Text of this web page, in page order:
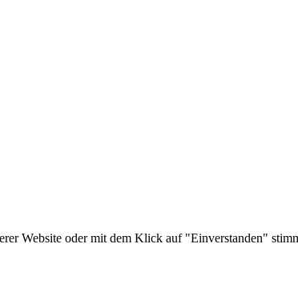
Website oder mit dem Klick auf "Einverstanden"